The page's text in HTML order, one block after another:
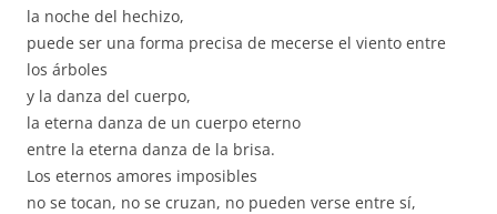
la noche del hechizo,
puede ser una forma precisa de mecerse el viento entre
los árboles
y la danza del cuerpo,
la eterna danza de un cuerpo eterno
entre la eterna danza de la brisa.
Los eternos amores imposibles
no se tocan, no se cruzan, no pueden verse entre sí,